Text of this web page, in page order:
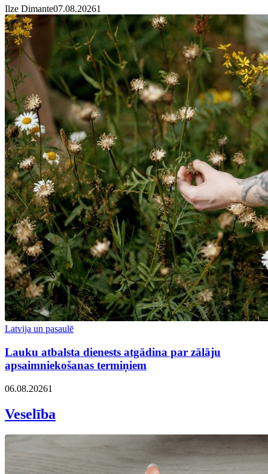
Ilze Dimante07.08.20261
Latvija un pasaulē
Lauku atbalsta dienests atgādina par zālāju
apsaimniekošanas termiņiem
06.08.20261
Veselība